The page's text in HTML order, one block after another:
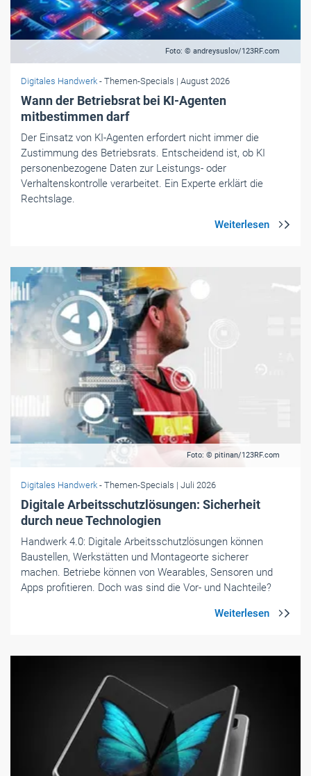
Foto: © andreysuslov/123RF.com
Digitales Handwerk - Themen-Specials | August 2026
Wann der Betriebsrat bei KI-Agenten
mitbestimmen darf
Der Einsatz von KI-Agenten erfordert nicht immer die
Zustimmung des Betriebsrats. Entscheidend ist, ob KI
personenbezogene Daten zur Leistungs- oder
Verhaltenskontrolle verarbeitet. Ein Experte erklärt die
Rechtslage.
Foto: © pitinan/123RF.com
Digitales Handwerk - Themen-Specials | Juli 2026
Digitale Arbeitsschutzlösungen: Sicherheit
durch neue Technologien
Handwerk 4.0: Digitale Arbeitsschutzlösungen können
Baustellen, Werkstätten und Montageorte sicherer
machen. Betriebe können von Wearables, Sensoren und
Apps ­profitieren. Doch was sind die Vor- und Nachteile?